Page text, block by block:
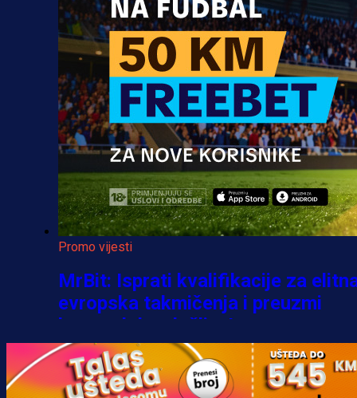
Promo vijesti
MrBit: Isprati kvalifikacije za
evropska takmičenja i preuzmi
bonus dobrodošlice!
3 h 13 min